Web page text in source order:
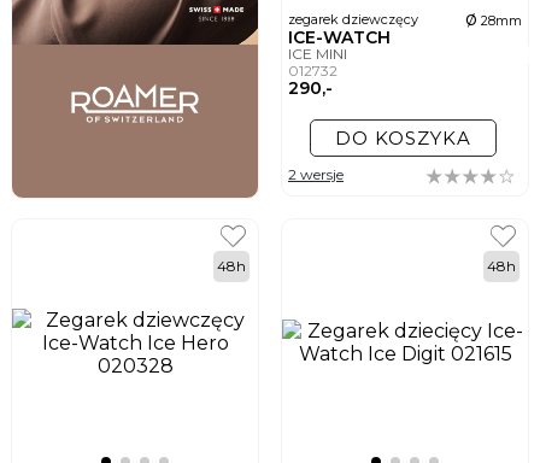
zegarek dziewczęcy ø 28mm
ICE-WATCH
ICE MINI
012732
290,-
DO KOSZYKA
2 wersje
48h 48h